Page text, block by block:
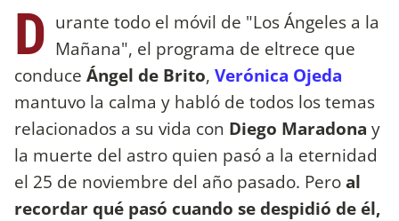
D urante todo el móvil de "Los Ángeles a la
Mañana", el programa de eltrece que
conduce Ángel de Brito, Verónica Ojeda
mantuvo la calma y habló de todos los temas
relacionados a su vida con Diego Maradona y
la muerte del astro quien pasó a la eternidad
el 25 de noviembre del año pasado. Peroal
recordar qué pasó cuando se despidió de él,